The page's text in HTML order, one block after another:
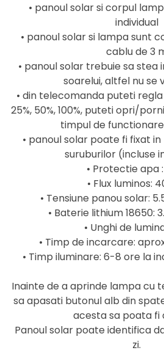
• panoul solar si corpul
individual
• panoul solar si lampa sunt
cablu de 3
• panoul solar trebuie sa stea
soarelui, altfel nu se
• din telecomanda puteti
25%, 50%, 100%, puteti opri/
timpul de
• panoul solar poate fi fixat
suruburilor (incluse
• Protectie apa
• Flux luminos:
• Tensiune panou solar:
• Baterie lithium 18650:
• Unghi de
• Timp de incarcare:
• Timp iluminare: 6-8 ore la
Inainte de a aprinde lampa cu
sa apasati butonul alb din
acesta sa poata fi
Panoul solar poate identifica
zi.